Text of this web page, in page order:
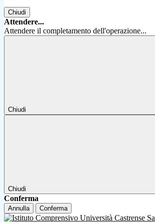
Chiudi
Attendere...
Attendere il completamento dell'operazione...
Chiudi
Chiudi
Conferma
Annulla Conferma